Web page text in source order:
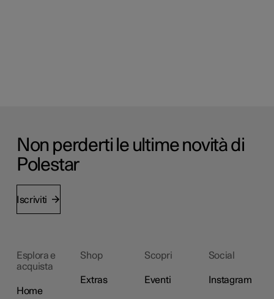
Non perderti le ultime novità di
Polestar
Iscriviti
Esplora e
acquista
Home
Shop
Extras
Scopri
Eventi
Social
Instagram